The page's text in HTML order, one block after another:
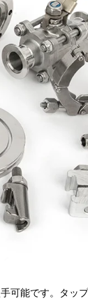
可能です。タッ